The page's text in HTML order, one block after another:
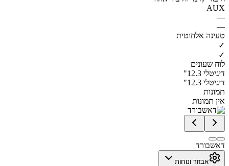
AUX
—
—
טעינה אלחוטית
✓
✓
לוח שעונים
דיגיטלי 12.3"
דיגיטלי 12.3"
תמונות
אין תמונות
דאשבורד
אבזור ונוחות